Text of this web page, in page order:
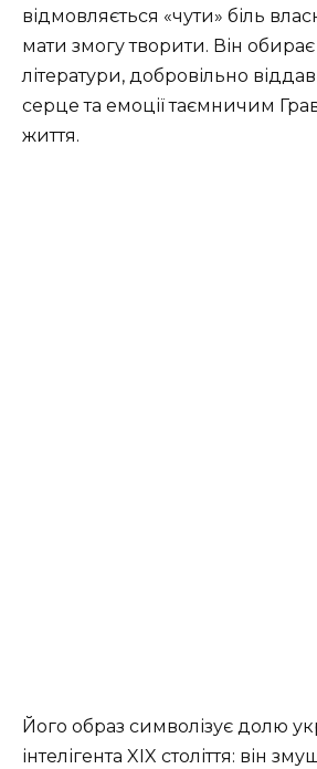
відмовляється «чути» біль
мати змогу творити. Він
літератури, добровільно
серце та емоції таємничим
життя.
Його образ символізує долю
інтелігента XIX століття: він